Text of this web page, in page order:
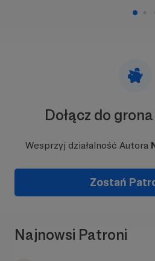
zakodowanymi w niej
przekonań na temat Biblii,
nie tylko!) oraz burzliwych
Obserwujcie moje
Dołącz do
Wesprzyj działalność Autora
Zostań
Najnowsi Patroni